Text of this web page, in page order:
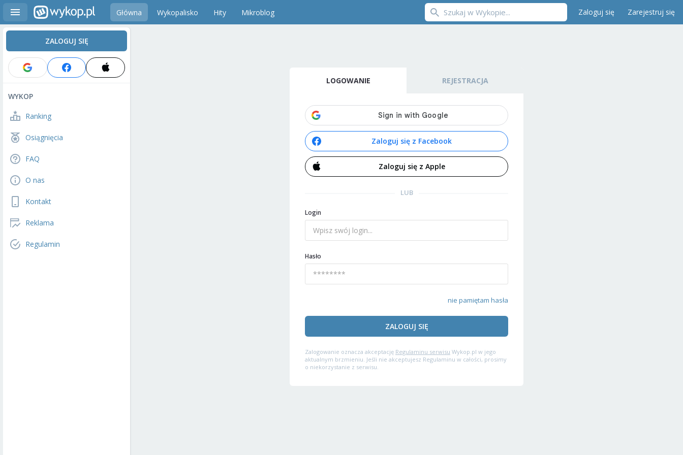
Główna Wykopalisko Hity Mikroblog Zaloguj się Zarejestruj się
ZALOGUJ SIĘ
WYKOP
Ranking
Osiągnięcia
FAQ
O nas
Kontakt
Reklama
Regulamin
LOGOWANIE REJESTRACJA
Zaloguj się z Facebook
Zaloguj się z Apple
LUB
Login
Hasło
nie pamiętam hasła
ZALOGUJ SIĘ
Zalogowanie oznacza akceptację Regulaminu serwisu Wykop.pl w jego
aktualnym brzmieniu. Jeśli nie akceptujesz Regulaminu w całości, prosimy
o niekorzystanie z serwisu.